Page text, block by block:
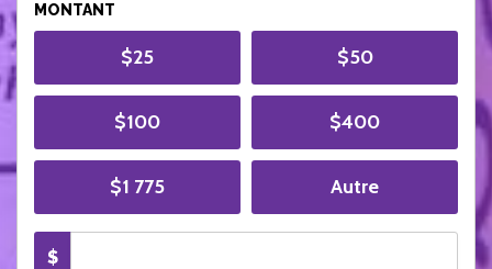
MONTANT
$25 $50
$100 $400
$1 775 Autre
$